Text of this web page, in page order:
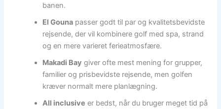
banen.
El Gouna passer godt til par og kvalitetsbevidste
rejsende, der vil kombinere golf med spa, strand
og en mere varieret ferieatmosfære.
Makadi Bay giver ofte mest mening for grupper,
familier og prisbevidste rejsende, men golfen
kræver normalt mere planlægning.
All inclusive er bedst, når du bruger meget tid på